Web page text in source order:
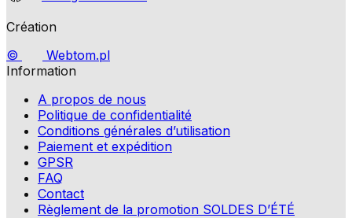
Création
©
Webtom.pl
Information
A propos de nous
Politique de confidentialité
Conditions générales d’utilisation
Paiement et expédition
GPSR
FAQ
Contact
Règlement de la promotion SOLDES D’ÉTÉ